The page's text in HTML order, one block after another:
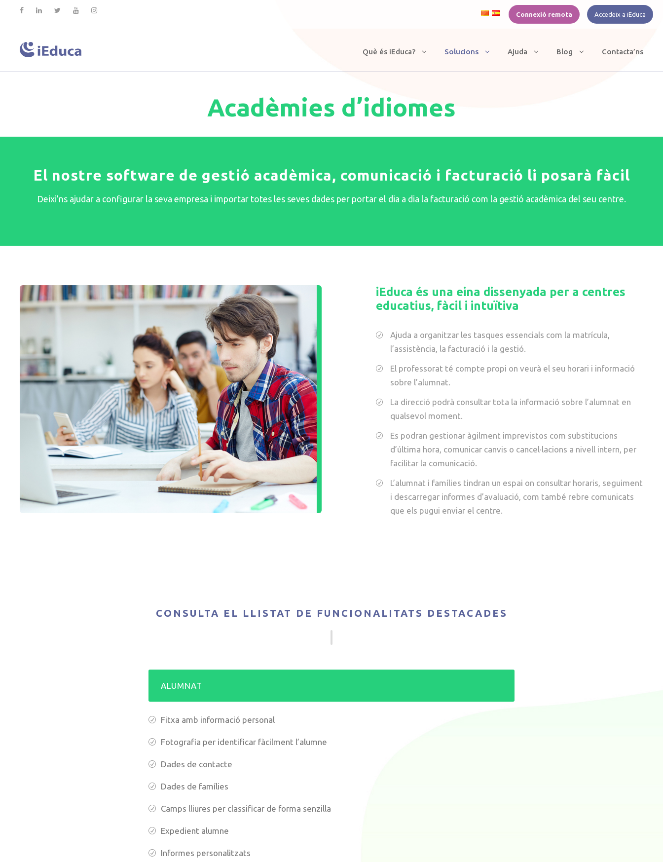
Connexió remota Accedeix a iEduca
Què és iEduca? Solucions Ajuda Blog Contacta’ns
Acadèmies d’idiomes
El nostre software de gestió acadèmica, comunicació i facturació li posarà fàcil
Deixi’ns ajudar a configurar la seva empresa i importar totes les seves dades per portar el dia a dia la facturació com la gestió acadèmica del seu centre.
iEduca és una eina dissenyada per a centres
educatius, fàcil i intuïtiva
Ajuda a organitzar les tasques essencials com la matrícula,
l’assistència, la facturació i la gestió.
El professorat té compte propi on veurà el seu horari i informació
sobre l’alumnat.
La direcció podrà consultar tota la informació sobre l’alumnat en
qualsevol moment.
Es podran gestionar àgilment imprevistos com substitucions
d’última hora, comunicar canvis o cancel·lacions a nivell intern, per
facilitar la comunicació.
L’alumnat i famílies tindran un espai on consultar horaris, seguiment
i descarregar informes d’avaluació, com també rebre comunicats
que els pugui enviar el centre.
CONSULTA EL LLISTAT DE FUNCIONALITATS DESTACADES
ALUMNAT
Fitxa amb informació personal
Fotografia per identificar fàcilment l’alumne
Dades de contacte
Dades de famílies
Camps lliures per classificar de forma senzilla
Expedient alumne
Informes personalitzats